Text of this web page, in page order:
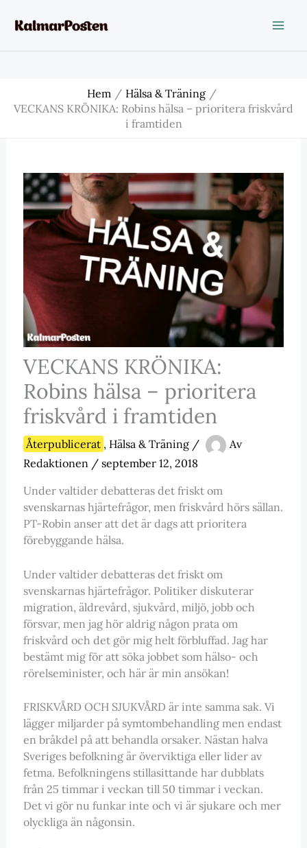
Hem
Hälsa & Träning
VECKANS KRÖNIKA: Robins hälsa – prioritera friskvård
i framtiden
VECKANS KRÖNIKA:
Robins hälsa – prioritera
friskvård i framtiden
Återpublicerat , Hälsa & Träning/
Av
Redaktionen / september 12, 2018
Under valtider debatteras det friskt om
svenskarnas hjärtefrågor, men friskvård hörs sällan.
PT-Robin anser att det är dags att prioritera
förebyggande hälsa.
Under valtider debatteras det friskt om
svenskarnas hjärtefrågor. Politiker diskuterar
migration, äldrevård, sjukvård, miljö, jobb och
försvar, men jag hör aldrig någon prata om
friskvård och det gör mig helt förbluffad. Jag har
bestämt mig för att söka jobbet som hälso- och
rörelseminister, och här är min ansökan!
FRISKVÅRD OCH SJUKVÅRD är inte samma sak. Vi
lägger miljarder på symtombehandling men endast
en bråkdel på att behandla orsaker. Nästan halva
Sveriges befolkning är överviktiga eller lider av
fetma. Befolkningens stillasittande har dubblats
från 25 timmar i veckan till 50 timmar i veckan.
Det vi gör nu funkar inte och vi är sjukare och mer
olyckliga än någonsin.